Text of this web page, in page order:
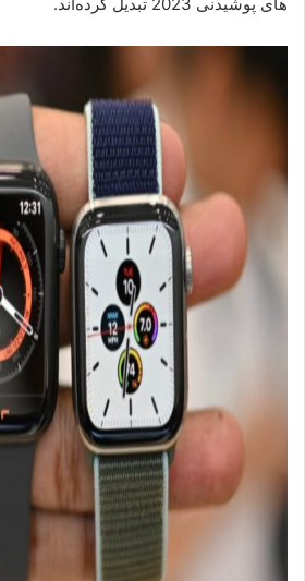
های پوشیدنی 2023 تبدیل کرده‌اند.